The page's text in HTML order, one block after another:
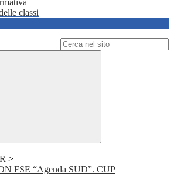
classi
>
FSE “Agenda SUD”. CUP